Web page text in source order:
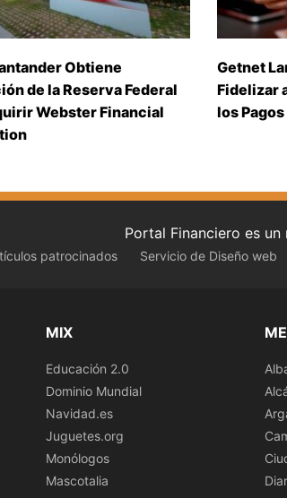
Obtiene
de la Reserva Federal
Webster Financial
Getnet
Fidelizar
los Pagos
Portal Financiero es un
patrocinados Servicio de Diseño web
MIX
Educación 2.0
Dominio Mundial
Navidad.es
Juguetes.org
Monólogos
Mascotalia